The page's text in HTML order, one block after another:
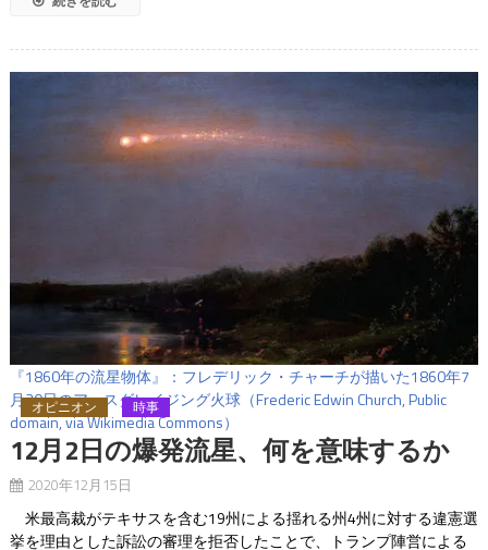
『1860年の流星物体』：フレデリック・チャーチが描いた1860年7
月20日のアースグレイジング火球（Frederic Edwin Church, Public
domain, via Wikimedia Commons）
オピニオン 時事
12月2日の爆発流星、何を意味するか
2020年12月15日
米最高裁がテキサスを含む19州による揺れる州4州に対する違憲選
挙を理由とした訴訟の審理を拒否したことで、トランプ陣営による